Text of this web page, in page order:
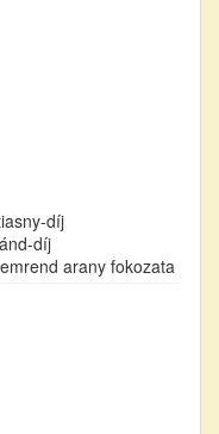
díj
díj
arany fokozata